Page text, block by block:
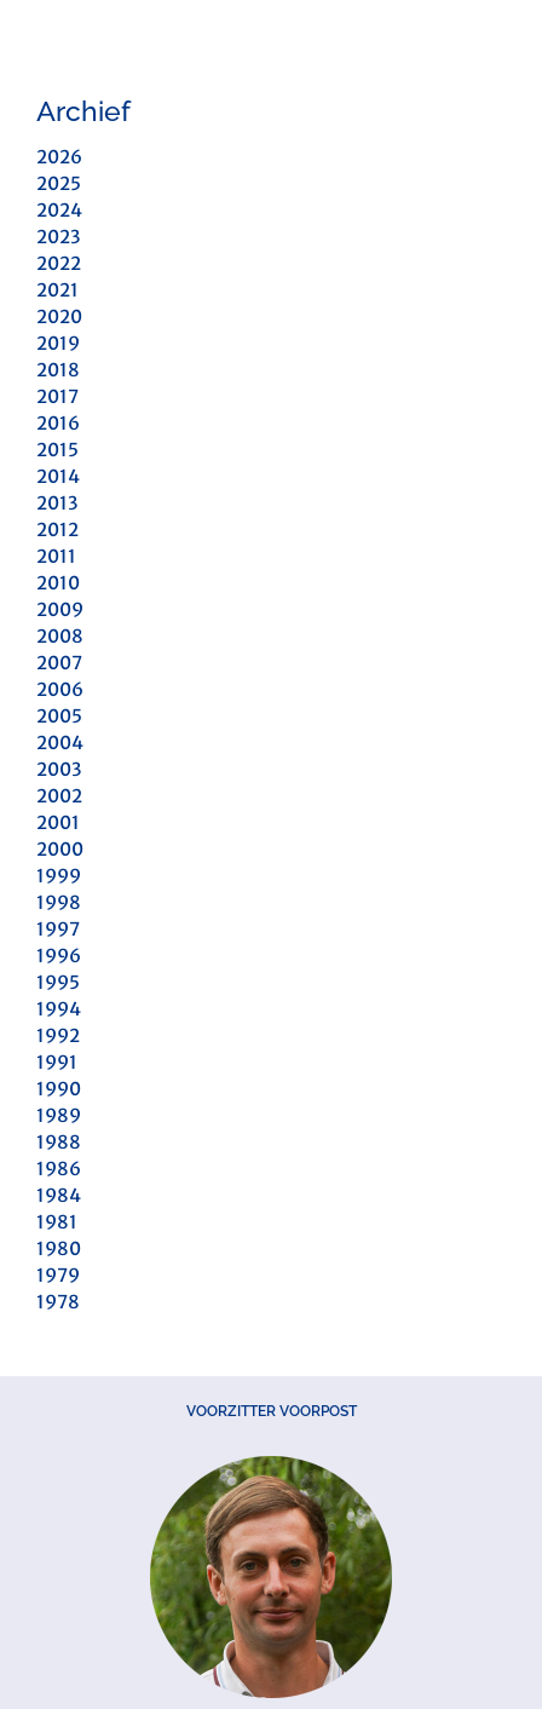
Archief
2026
2025
2024
2023
2022
2021
2020
2019
2018
2017
2016
2015
2014
2013
2012
2011
2010
2009
2008
2007
2006
2005
2004
2003
2002
2001
2000
1999
1998
1997
1996
1995
1994
1992
1991
1990
1989
1988
1986
1984
1981
1980
1979
1978
VOORZITTER VOORPOST